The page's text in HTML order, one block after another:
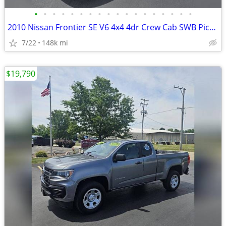
• • • • • • • • • • • • • • • • • •
2010 Nissan Frontier SE V6 4x4 4dr Crew Cab SWB Pickup 5A
7/22 148k mi
$19,790